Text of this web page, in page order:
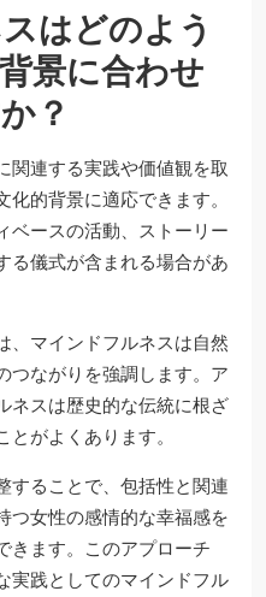
はどのよう
景に合わせ
？
関連する実践や価値観を取
的背景に適応できます。
ベースの活動、ストーリー
る儀式が含まれる場合があ
、マインドフルネスは自然
つながりを強調します。ア
ネスは歴史的な伝統に根ざ
がよくあります。
することで、包括性と関連
つ女性の感情的な幸福感を
きます。このアプローチ
実践としてのマインドフル